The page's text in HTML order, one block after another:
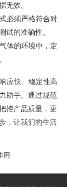
无效。
必须严格符合对
试的准确性。
体的环境中，定
应快、稳定性高
助手。通过规范
控产品质量，更
，让我们的生活
用